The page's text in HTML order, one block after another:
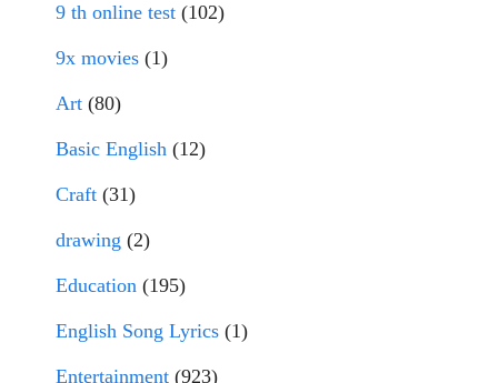
9 th online test (102)
9x movies (1)
Art (80)
Basic English (12)
Craft (31)
drawing (2)
Education (195)
English Song Lyrics (1)
Entertainment (923)